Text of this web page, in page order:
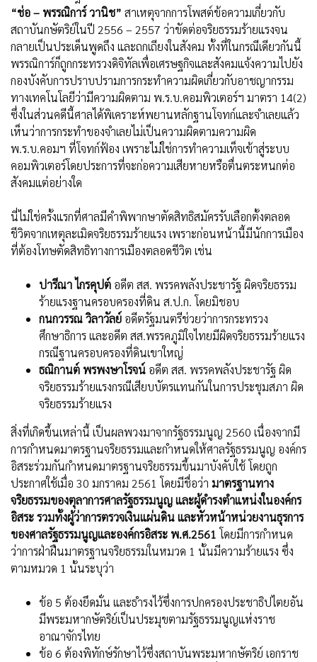
“ช่อ – พรรณิการ์ วานิช” สาเหตุจากการโพสต์ข้อความเกี่ยวกับ
สถาบันกษัตริย์ในปี 2556 – 2557 ว่าขัดต่อจริยธรรมร้ายแรงจน
กลายเป็นประเด็นพูดถึง และถกเถียงในสังคม ทั้งที่ในกรณีเดียวกันนี้
พรรณิการ์ก็ถูกกระทรวงดิจิทัลเพื่อเศรษฐกิจและสังคมแจ้งความไปยัง
กองบังคับการปราบปรามการกระทำความผิดเกี่ยวกับอาชญากรรม
ทางเทคโนโลยีว่ามีความผิดตาม พ.ร.บ.คอมพิวเตอร์ฯ มาตรา 14(2)
ซึ่งในส่วนคดีนี้ศาลได้พิเคราะห์พยานหลักฐานโจทก์และจำเลยแล้ว
เห็นว่าการกระทำของจำเลยไม่เป็นความผิดตามความผิด
พ.ร.บ.คอมฯ ที่โจทก์ฟ้อง เพราะไม่ใช่การทำความเท็จเข้าสู่ระบบ
คอมพิวเตอร์โดยประการที่จะก่อความเสียหายหรือตื่นตระหนกต่อ
สังคมแต่อย่างใด
นี่ไม่ใช่ครั้งแรกที่ศาลมีคำพิพากษาตัดสิทธิสมัครรับเลือกตั้งตลอด
ชีวิตจากเหตุละเมิดจริยธรรมร้ายแรง เพราะก่อนหน้านี้มีนักการเมือง
ที่ต้องโทษตัดสิทธิทางการเมืองตลอดชีวิต เช่น
ปารีณา ไกรคุปต์ อดีต สส. พรรคพลังประชารัฐ ผิดจริยธรรม
ร้ายแรงฐานครอบครองที่ดิน ส.ป.ก. โดยมิชอบ
กนกวรรณ วิลาวัลย์ อดีตรัฐมนตรีช่วยว่าการกระทรวง
ศึกษาธิการ และอดีต สส.พรรคภูมิใจไทยมีผิดจริยธรรมร้ายแรง
กรณีฐานครอบครองที่ดินเขาใหญ่
ธณิกานต์ พรพงษาโรจน์ อดีต สส. พรรคพลังประชารัฐ ผิด
จริยธรรมร้ายแรงกรณีเสียบบัตรแทนกันในการประชุมสภา ผิด
จริยธรรมร้ายแรง
สิ่งที่เกิดขึ้นเหล่านี้ เป็นผลพวงมาจากรัฐธรรมนูญ 2560 เนื่องจากมี
การกำหนดมาตรฐานจริยธรรมและกำหนดให้ศาลรัฐธรรมนูญ องค์กร
อิสระร่วมกันกำหนดมาตรฐานจริยธรรมขึ้นมาบังคับใช้ โดยถูก
ประกาศใช้เมื่อ 30 มกราคม 2561 โดยมีชื่อว่า มาตรฐานทาง
จริยธรรมของตุลาการศาลรัฐธรรมนูญ และผู้ดำรงตำแหน่งในองค์กร
อิสระ รวมทั้งผู้ว่าการตรวจเงินแผ่นดิน และหัวหน้าหน่วยงานธุรการ
ของศาลรัฐธรรมนูญและองค์กรอิสระ พ.ศ.2561 โดยมีการกำหนด
ว่าการฝ่าฝืนมาตรฐานจริยธรรมในหมวด 1 นั้นมีความร้ายแรง ซึ่ง
ตามหมวด 1 นั้นระบุว่า
ข้อ 5 ต้องยึดมั่น และธำรงไว้ซึ่งการปกครองประชาธิปไตยอัน
มีพระมหากษัตริย์เป็นประมุขตามรัฐธรรมนูญแห่งราช
อาณาจักรไทย
ข้อ 6 ต้องพิทักษ์รักษาไว้ซึ่งสถาบันพระมหากษัตริย์ เอกราช